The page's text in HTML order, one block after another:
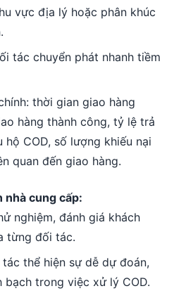
vực địa lý hoặc phân khúc
tác chuyển phát nhanh tiềm
thời gian giao hàng
hàng thành công, tỷ lệ trả
hộ COD, số lượng khiếu nại
quan đến giao hàng.
nhà cung cấp:
nghiệm, đánh giá khách
từng đối tác.
thể hiện sự dễ dự đoán,
bạch trong việc xử lý COD.